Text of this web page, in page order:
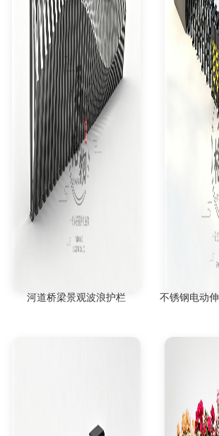
河道桥梁景观波浪护栏 不锈钢电动